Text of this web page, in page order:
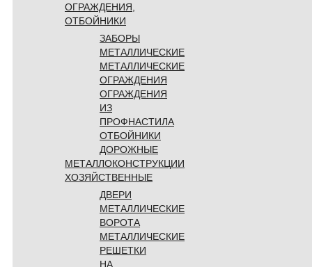
ОГРАЖДЕНИЯ,
ОТБОЙНИКИ
ЗАБОРЫ
МЕТАЛЛИЧЕСКИЕ
МЕТАЛЛИЧЕСКИЕ
ОГРАЖДЕНИЯ
ОГРАЖДЕНИЯ
ИЗ
ПРОФНАСТИЛА
ОТБОЙНИКИ
ДОРОЖНЫЕ
МЕТАЛЛОКОНСТРУКЦИИ
ХОЗЯЙСТВЕННЫЕ
ДВЕРИ
МЕТАЛЛИЧЕСКИЕ
ВОРОТА
МЕТАЛЛИЧЕСКИЕ
РЕШЕТКИ
НА